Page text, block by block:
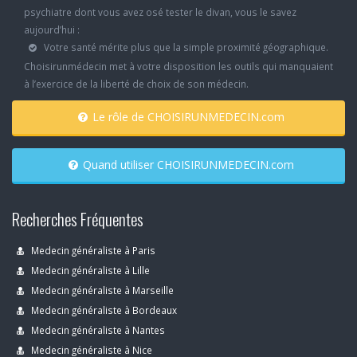
psychiatre dont vous avez osé tester le divan, vous le savez
aujourd’hui :
Votre santé mérite plus que la simple proximité géographique.
Choisirunmédecin met à votre disposition les outils qui manquaient
à l’exercice de la liberté de choix de son médecin.
Le rôle de CHOISIRUNMEDECIN.com
Quand utiliser CHOISIRUNMEDECIN.com
Recherches Fréquentes
Medecin généraliste à Paris
Medecin généraliste à Lille
Medecin généraliste à Marseille
Medecin généraliste à Bordeaux
Medecin généraliste à Nantes
Medecin généraliste à Nice